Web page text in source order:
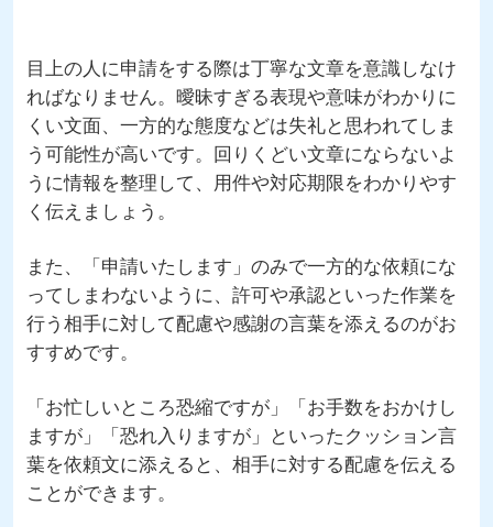
目上の人に申請をする際は丁寧な文章を意識しなけ
ればなりません。曖昧すぎる表現や意味がわかりに
くい文面、一方的な態度などは失礼と思われてしま
う可能性が高いです。回りくどい文章にならないよ
うに情報を整理して、用件や対応期限をわかりやす
く伝えましょう。
また、「申請いたします」のみで一方的な依頼にな
ってしまわないように、許可や承認といった作業を
行う相手に対して配慮や感謝の言葉を添えるのがお
すすめです。
「お忙しいところ恐縮ですが」「お手数をおかけし
ますが」「恐れ入りますが」といったクッション言
葉を依頼文に添えると、相手に対する配慮を伝える
ことができます。